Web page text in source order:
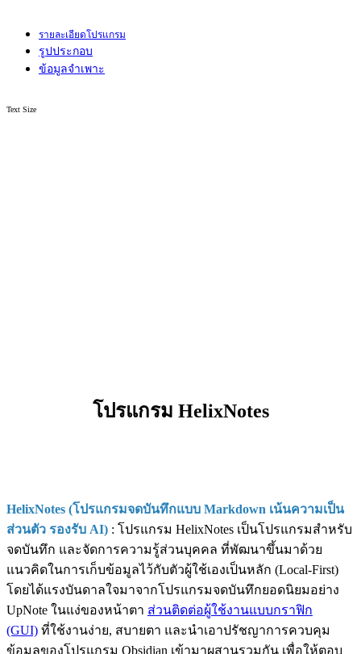
รายละเอียดโปรแกรม
รูปประกอบ
ข้อมูลจำเพาะ
Text Size
โปรแกรม HelixNotes
HelixNotes (โปรแกรมจดบันทึกแบบ Markdown เน้นความเป็น
ส่วนตัว รองรับ AI) : โปรแกรม HelixNotes เป็นโปรแกรมสำหรับ
จดบันทึก และจัดการความรู้ส่วนบุคคล ที่พัฒนาขึ้นมาด้วย
แนวคิดในการเก็บข้อมูลไว้กับตัวผู้ใช้เองเป็นหลัก (Local-First)
โดยได้แรงบันดาลใจมาจากโปรแกรมจดบันทึกยอดนิยมอย่าง
UpNote ในแง่ของหน้าตา ส่วนติดต่อผู้ใช้งานแบบกราฟิก
(GUI) ที่ใช้งานง่าย, สบายตา และนำเอาปรัชญาการควบคุม
ข้อมูลของโปรแกรม Obsidian เข้ามาผสานรวมกัน เพื่อให้ตอบ